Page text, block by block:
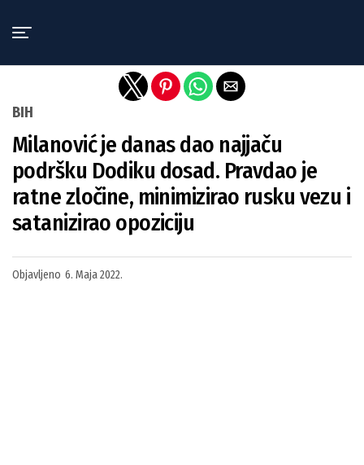
BIH
Milanović je danas dao najjaču
podršku Dodiku dosad. Pravdao je
ratne zločine, minimizirao rusku vezu i
satanizirao opoziciju
Objavljeno 6. Maja 2022.